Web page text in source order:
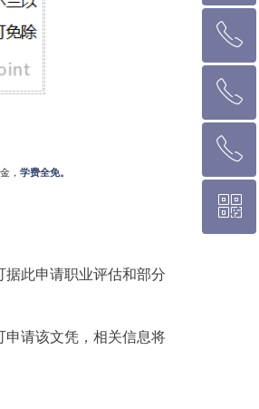
， 学费全免。
据此申请职业评估和部分
请该文凭，相关信息将
回到顶部
ꂅ
墨尔本热线 1300 039 646
ꂅ
悉 尼 热线 02 9282 9836
ꂅ
布里斯班热线 0426 456 158
ꀥ